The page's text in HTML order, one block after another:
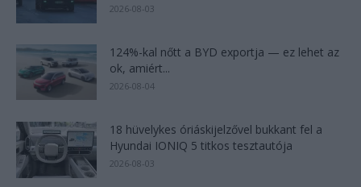
2026-08-03
124%-kal nőtt a BYD exportja — ez lehet az
ok, amiért...
2026-08-04
18 hüvelykes óriáskijelzővel bukkant fel a
Hyundai IONIQ 5 titkos tesztautója
2026-08-03